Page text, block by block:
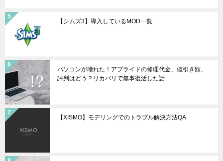
【シムズ3】導入しているMOD一覧
パソコンが壊れた！アプライドの修理代金、値引き額、
評判はどう？リカバリで無事復活した話
【XISMO】モデリングでのトラブル解決方法QA